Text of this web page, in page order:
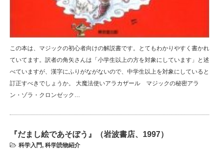
この本は、マジックの初心者向けの解説書です。とてもわかりやすく書かれ
ていてます。訳者の角矢さんは「小学生以上の方を対象にしています」と述
べていますが、漢字にふりがながないので、中学生以上を対象にしていると
訂正すべきでしょうか。 大魔法使いアラカザール マジックの秘密アラ
ン・ゾラ・クロンゼック…
『だまし絵であそぼう』（岩波書店、1997）
科学入門, 科学読物紹介